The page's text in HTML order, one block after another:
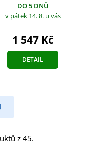
DO 5 DNŮ
v pátek 14. 8. u vás
1 547 Kč
DETAIL
z 45.